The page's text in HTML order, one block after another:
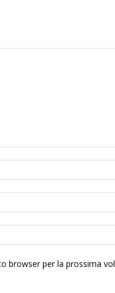
browser per la prossima